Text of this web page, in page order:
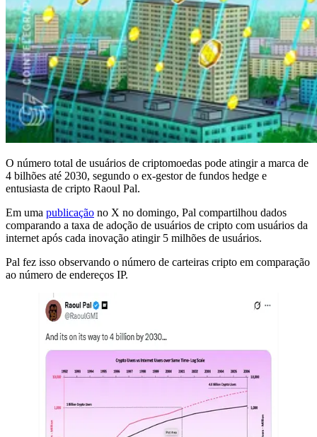
O número total de usuários de criptomoedas pode atingir a marca de
4 bilhões até 2030, segundo o ex-gestor de fundos hedge e
entusiasta de cripto Raoul Pal.
Em uma publicação no X no domingo, Pal compartilhou dados
comparando a taxa de adoção de usuários de cripto com usuários da
internet após cada inovação atingir 5 milhões de usuários.
Pal fez isso observando o número de carteiras cripto em comparação
ao número de endereços IP.